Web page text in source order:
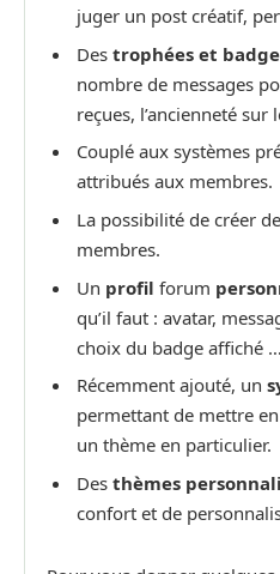
juger un post créatif,
Des trophées et
nombre de messages
reçues, l’ancienneté
Couplé aux systèmes
attribués aux membres.
La possibilité de créer
membres.
Un profil forum
qu’il faut : avatar,
choix du badge affiché …
Récemment ajouté, un
permettant de mettre
un thème en particulier.
Des thèmes
confort et de